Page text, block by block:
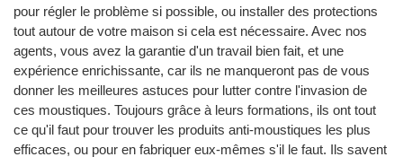
pour régler le problème si possible, ou installer des protections
tout autour de votre maison si cela est nécessaire. Avec nos
agents, vous avez la garantie d'un travail bien fait, et une
expérience enrichissante, car ils ne manqueront pas de vous
donner les meilleures astuces pour lutter contre l'invasion de
ces moustiques. Toujours grâce à leurs formations, ils ont tout
ce qu'il faut pour trouver les produits anti-moustiques les plus
efficaces, ou pour en fabriquer eux-mêmes s'il le faut. Ils savent